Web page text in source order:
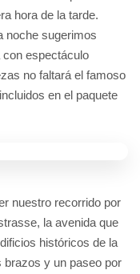
hora de la tarde.
noche sugerimos
espectáculo
no faltará el famoso
en el paquete
nuestro recorrido por
la avenida que
históricos de la
y un paseo por